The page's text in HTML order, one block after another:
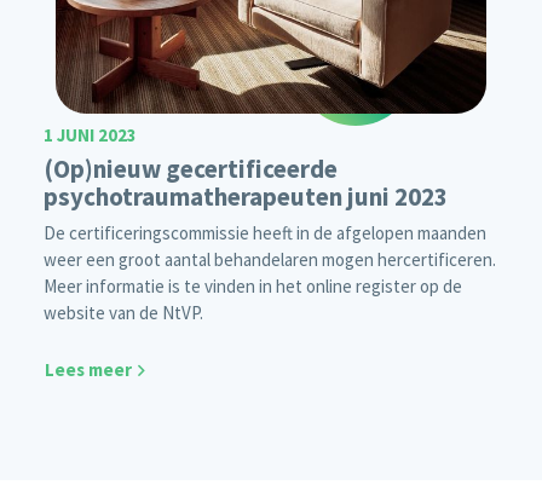
1 JUNI 2023
(Op)nieuw gecertificeerde
psychotraumatherapeuten juni 2023
De certificeringscommissie heeft in de afgelopen maanden
weer een groot aantal behandelaren mogen hercertificeren.
Meer informatie is te vinden in het online register op de
website van de NtVP.
Lees meer